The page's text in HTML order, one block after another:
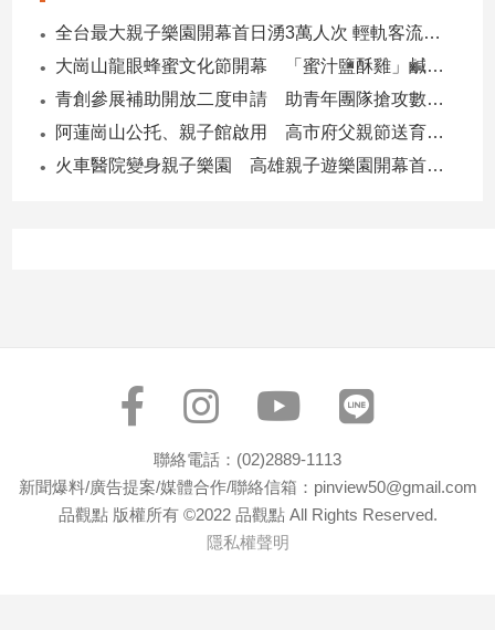
康/
親
科
技/
全台最大親子樂園開幕首日湧3萬人次 輕軌客流增20倍
大崗山龍眼蜂蜜文化節開幕 「蜜汁鹽酥雞」鹹甜跨界搶話題
青創參展補助開放二度申請 助青年團隊搶攻數位轉型商機
阿蓮崗山公托、親子館啟用 高市府父親節送育兒暖禮
火車醫院變身親子樂園 高雄親子遊樂園開幕首日爆棚
聯絡電話：(02)2889-1113
新聞爆料/廣告提案/媒體合作/聯絡信箱：pinview50@gmail.com
品觀點 版權所有 ©2022 品觀點 All Rights Reserved.
隱私權聲明